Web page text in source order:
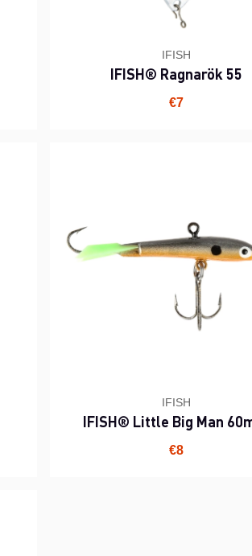
IFISH
IFISH® Ragnarök 55
€7
IFISH
IFISH® Little Big Man
€8